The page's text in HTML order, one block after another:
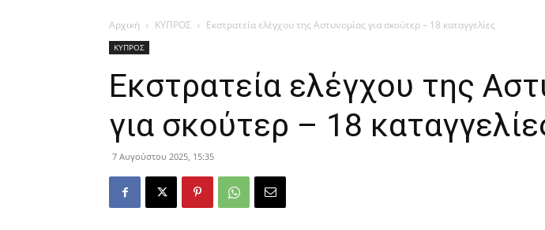
Αρχική ΚΥΠΡΟΣ Εκστρατεία ελέγχου της Αστυνομίας για σκούτερ – 18 καταγγελίες
ΚΥΠΡΟΣ
Εκστρατεία ελέγχου της
για σκούτερ – 18
7 Αυγούστου 2025, 15:35